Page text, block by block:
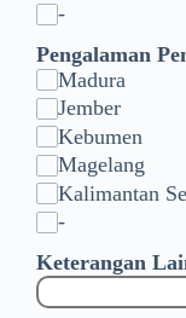
-
Pengalaman
Madura
Jember
Kebumen
Magelang
Kalimantan
-
Keterangan